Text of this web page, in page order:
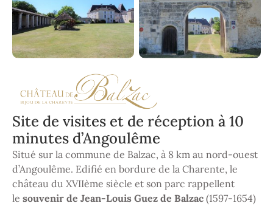
Site de visites et de réception à 10
minutes d’Angoulême
Situé sur la commune de Balzac, à 8 km au nord-ouest
d’Angoulême. Edifié en bordure de la Charente, le
château du XVIIème siècle et son parc rappellent
le souvenir de Jean-Louis Guez de Balzac (1597-1654)